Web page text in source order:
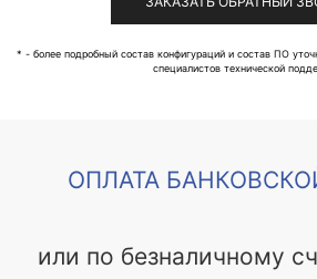
* - более подробный состав конфигураций и состав ПО
специалистов технической
ОПЛАТА
или по безналичному